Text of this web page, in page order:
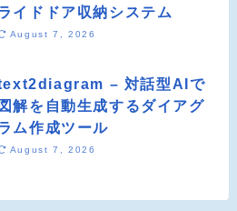
イドドア収納システム
August 7, 2026
– 対話型AIで
図解を自動生成するダイアグ
ム作成ツール
August 7, 2026